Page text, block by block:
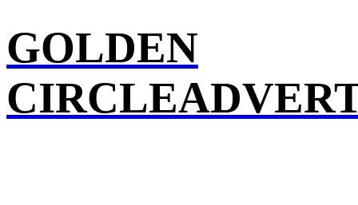
GOLDEN